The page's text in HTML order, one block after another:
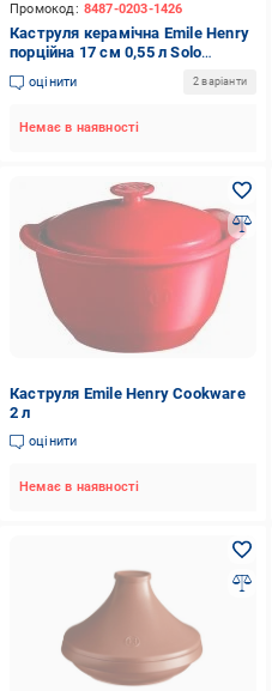
Промокод: 8487-0203-1426
Каструля керамічна Emile Henry
порційна 17 см 0,55 л Solo
темно-сіра (068407)
оцінити 2 варіанти
Немає в наявності
Каструля Emile Henry Cookware
2 л
оцінити
Немає в наявності